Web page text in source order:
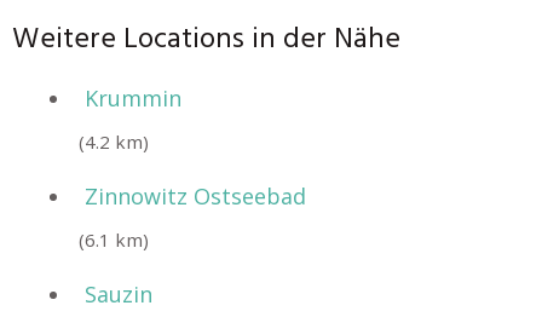
Weitere Locations in der Nähe
Krummin
(4.2 km)
Zinnowitz Ostseebad
(6.1 km)
Sauzin